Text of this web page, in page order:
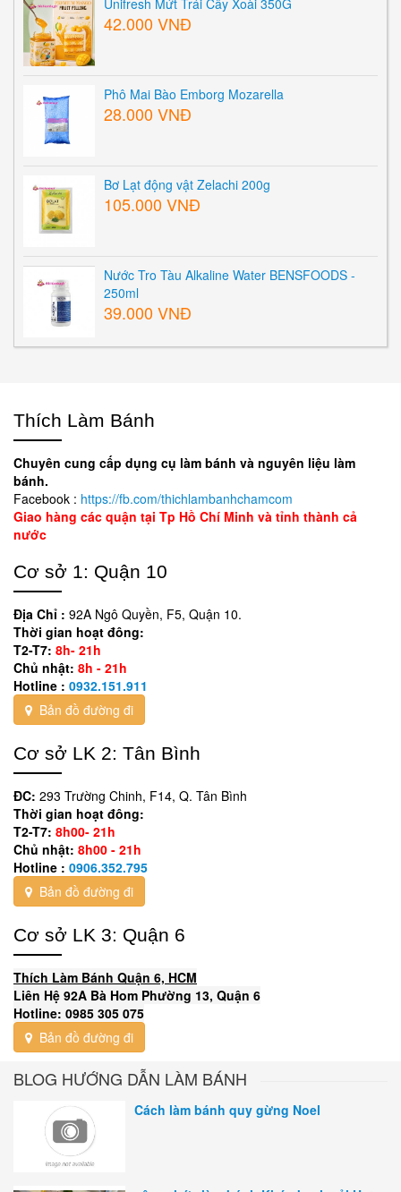
42.000 VNĐ
Phô Mai Bào Emborg Mozarella
28.000 VNĐ
Bơ Lạt động vật Zelachi 200g
105.000 VNĐ
Nước Tro Tàu Alkaline Water BENSFOODS -
250ml
39.000 VNĐ
Thích Làm Bánh
Chuyên cung cấp dụng cụ làm bánh và nguyên liệu làm
bánh.
Facebook : https://fb.com/thichlambanhchamcom
Giao hàng các quận tại Tp Hồ Chí Minh và tỉnh thành cả
nước
Cơ sở 1: Quận 10
Địa Chỉ : 92A Ngô Quyền, F5, Quận 10.
Thời gian hoạt đông:
T2-T7: 8h- 21h
Chủ nhật: 8h - 21h
Hotline : 0932.151.911
Bản đồ đường đi
Cơ sở LK 2: Tân Bình
ĐC: 293 Trường Chinh, F14, Q. Tân Bình
Thời gian hoạt đông:
T2-T7: 8h00- 21h
Chủ nhật: 8h00 - 21h
Hotline : 0906.352.795
Bản đồ đường đi
Cơ sở LK 3: Quận 6
Thích Làm Bánh Quận 6, HCM
Liên Hệ 92A Bà Hom Phường 13, Quận 6
Hotline: 0985 305 075
Bản đồ đường đi
BLOG HƯỚNG DẪN LÀM BÁNH
Cách làm bánh quy gừng Noel